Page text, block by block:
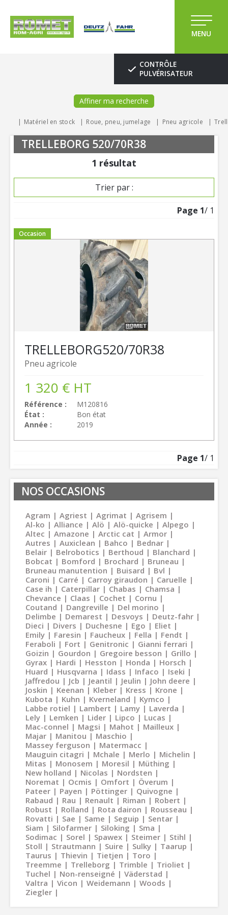
MENU
CONTRÔLE
PULVÉRISATEUR
Affiner ma recherche
Matériel en stock Roue, pneu, jumelage Pneu agricole
TRELLEBORG 520/70R38
1 résultat
Trier par :
Page 1/ 1
Occasion
Pneu agricole
TRELLEBORG520/70R38
Référence
M120816
État
Bon état
Année
2019
1 320 € HT
Page 1/ 1
NOS OCCASIONS
Agram Agriest Agrimat
Agrisem
Al-ko
Alliance Alö Alö-quicke
Alpego
Altec
Amazone Arctic cat
Armor
Autres
Auxiclean Bahco
Bednar
Belair
Belrobotics Berthoud
Blanchard
Bobcat
Bomford Brochard
Bruneau
Bruneau manutention
Buisard
Bvl
Caroni
Carré Carroy giraudon
Caruelle
Case ih
Caterpillar Chabas
Chamsa
Chevance
Claas Cochet
Cornu
Coutand
Dangreville
Del morino
Delimbe
Demarest Desvoys
Deutz-fahr
Dieci
Divers Duchesne Ego
Eliet
Emily
Faresin Faucheux Fella
Fendt
Feraboli
Fort Genitronic
Gianni ferrari
Goizin
Gourdon Gregoire besson
Grillo
Gyrax
Hardi Hesston Honda
Horsch
Huard
Husqvarna Idass Infaco
Iseki
Jaffredou
Jcb Jeantil Jeulin
John deere
Joskin
Keenan Kleber Kress
Krone
Kubota
Kuhn Kverneland
Kymco
Labbe rotiel
Lambert Lamy
Laverda
Lely
Lemken Lider Lipco
Lucas
Mac-connel
Magsi Mahot
Mailleux
Majar
Manitou
Maschio
Massey ferguson
Matermacc
Mauguin citagri
Mchale Merlo
Michelin
Mitas
Monosem Moresil
Müthing
New holland
Nicolas
Nordsten
Noremat
Ocmis Omfort
Överum
Pateer
Payen Pöttinger
Quivogne
Rabaud
Rau Renault Riman
Robert
Robust
Rolland Rota dairon
Rousseau
Rovatti
Sae Same Seguip
Sentar
Siam
Silofarmer Siloking
Sma
Sodimac
Sorel Spawex Steimer
Stihl
Stoll
Strautmann Suire Sulky
Taarup
Taurus
Thievin Tietjen
Toro
Treemme
Trelleborg Trimble
Trioliet
Tuchel
Non-renseigné
Väderstad
Valtra
Vicon Weidemann
Woods
Ziegler